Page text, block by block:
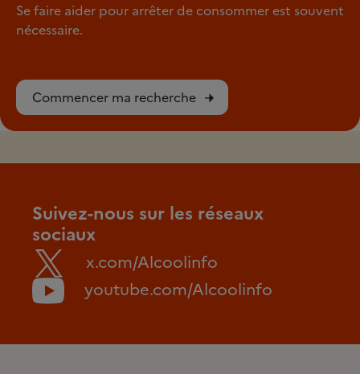
Se faire aider pour arrêter de consommer est souvent
nécessaire.
Commencer ma recherche
Suivez-nous sur les réseaux
sociaux
x.com/Alcoolinfo
youtube.com/Alcoolinfo